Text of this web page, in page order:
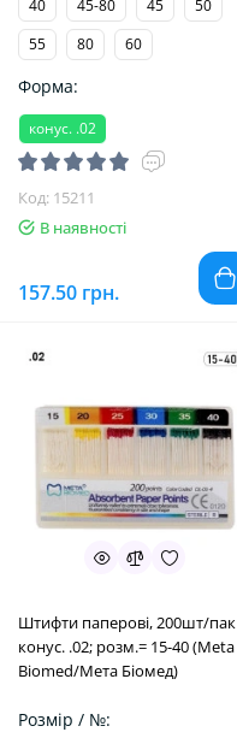
40 45-80 45
50
55
80 60
Форма:
конус. .02
Код: 15211
В наявності
157.50 грн.
Штифти паперові, 200шт/пак
конус. .02; розм.= 15-40 (Meta
Biomed/Мета Біомед)
Розмір / №: